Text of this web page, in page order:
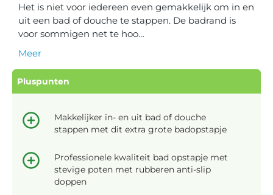
Het is niet voor iedereen even gemakkelijk om in en
uit een bad of douche te stappen. De badrand is
voor sommigen net te hoo…
Meer
Pluspunten
Makkelijker in- en uit bad of douche
stappen met dit extra grote badopstapje
Professionele kwaliteit bad opstapje met
stevige poten met rubberen anti-slip
doppen